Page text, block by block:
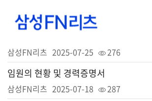
삼성FN리츠 2025-07-25 276
임원의 현황 및 경력증명서
삼성FN리츠 2025-07-18 287